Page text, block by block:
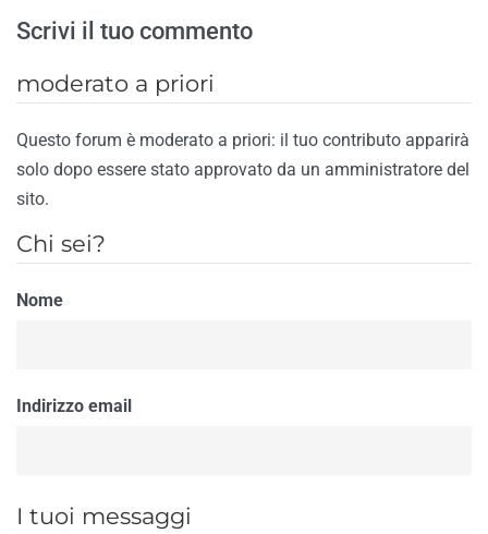
Scrivi il tuo commento
moderato a priori
Questo forum è moderato a priori: il tuo contributo apparirà
solo dopo essere stato approvato da un amministratore del
sito.
Chi sei?
Nome
Indirizzo email
I tuoi messaggi